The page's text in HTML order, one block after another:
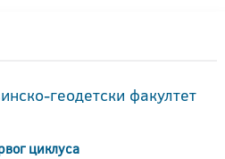
геодетски факултет
циклуса